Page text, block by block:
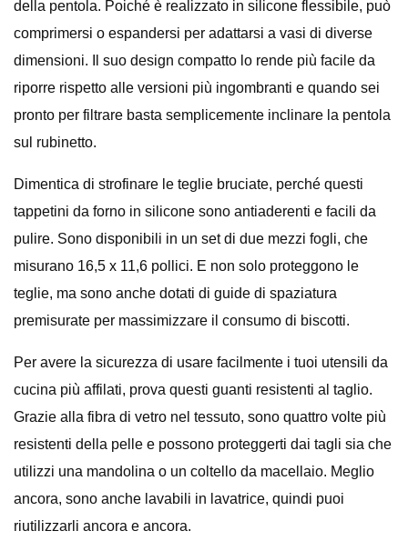
della pentola. Poiché è realizzato in silicone flessibile, può
comprimersi o espandersi per adattarsi a vasi di diverse
dimensioni. Il suo design compatto lo rende più facile da
riporre rispetto alle versioni più ingombranti e quando sei
pronto per filtrare basta semplicemente inclinare la pentola
sul rubinetto.
Dimentica di strofinare le teglie bruciate, perché questi
tappetini da forno in silicone sono antiaderenti e facili da
pulire. Sono disponibili in un set di due mezzi fogli, che
misurano 16,5 x 11,6 pollici. E non solo proteggono le
teglie, ma sono anche dotati di guide di spaziatura
premisurate per massimizzare il consumo di biscotti.
Per avere la sicurezza di usare facilmente i tuoi utensili da
cucina più affilati, prova questi guanti resistenti al taglio.
Grazie alla fibra di vetro nel tessuto, sono quattro volte più
resistenti della pelle e possono proteggerti dai tagli sia che
utilizzi una mandolina o un coltello da macellaio. Meglio
ancora, sono anche lavabili in lavatrice, quindi puoi
riutilizzarli ancora e ancora.